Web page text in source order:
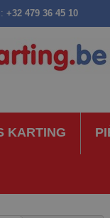
+32 479 36 45 10
KARTING